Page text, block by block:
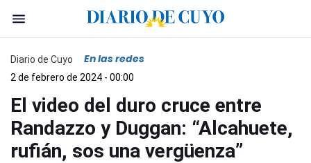
Diario de Cuyo En las redes
2 de febrero de 2024 - 00:00
El video del duro cruce entre
Randazzo y Duggan: “Alcahuete,
rufián, sos una vergüenza”